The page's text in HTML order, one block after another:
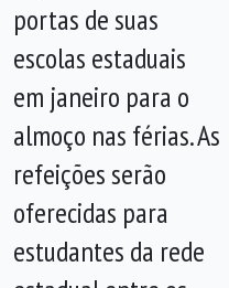
portas de suas
escolas estaduais
em janeiro para o
almoço nas férias. As
refeições serão
oferecidas para
estudantes da rede